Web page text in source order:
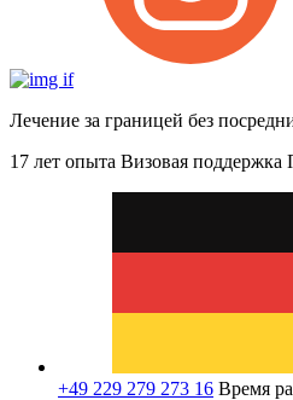
Лечение за границей без
17 лет опыта Визовая поддержка
+49 229 279 273 16 Время